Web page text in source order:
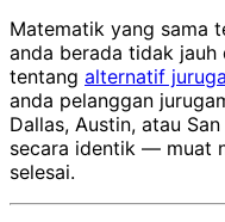
Matematik yang sama
anda berada tidak jauh
tentang alternatif
anda pelanggan
Dallas, Austin, atau
secara identik — muat
selesai.